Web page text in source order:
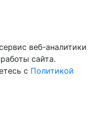
веб-аналитики
сайта.
с Политикой